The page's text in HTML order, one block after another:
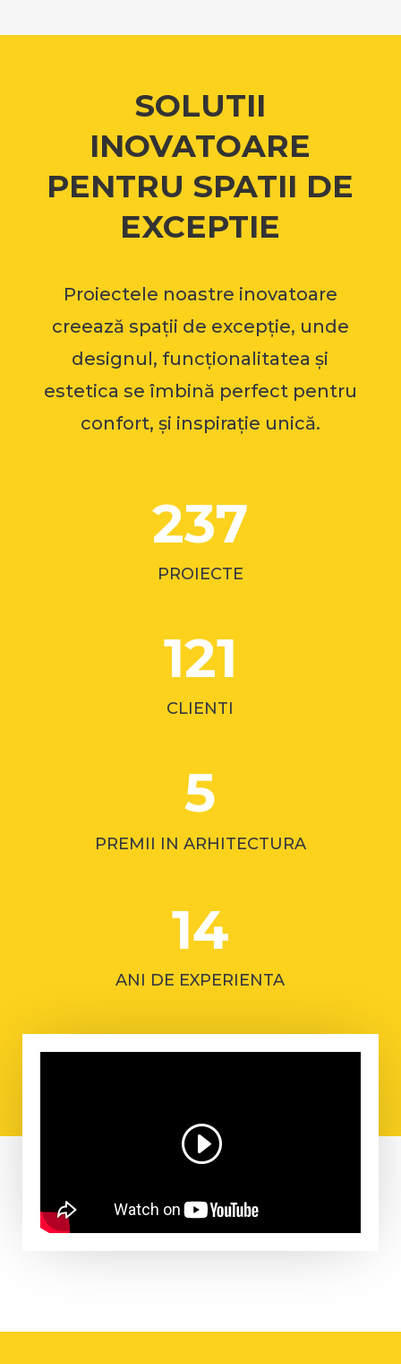
SOLUTII
INOVATOARE
PENTRU SPATII DE
EXCEPTIE
Proiectele noastre inovatoare
creează spații de excepție, unde
designul, funcționalitatea și
estetica se îmbină perfect pentru
confort, și inspirație unică.
237
PROIECTE
121
CLIENTI
5
PREMII IN ARHITECTURA
14
ANI DE EXPERIENTA